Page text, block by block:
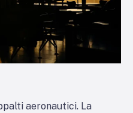
aeronautici. La